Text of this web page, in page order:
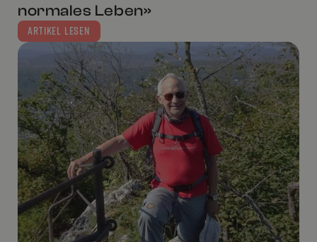
normales Leben»
ARTIKEL LESEN